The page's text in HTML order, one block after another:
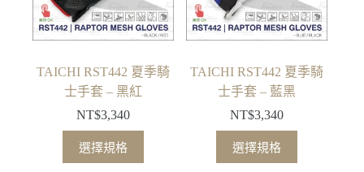
可
在
品
頁
選
擇
選
可
在
品
頁
選
擇
選
TAICHI RST442 夏季騎
士手套 – 黑紅
NT$3,340
選擇規格
此
產
TAICHI RST442 夏季騎
士手套 – 藍黑
NT$3,340
選擇規格
此
產